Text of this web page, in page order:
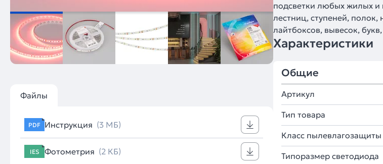
Файлы
PDF Инструкция (3 МБ)
IES Фотометрия (2 КБ)
подсветки любых жилых и
лестниц, ступеней,
лайтбоксов, вывесок,
Характеристики
Общие
Артикул
Тип товара
Класс пылевлагозащиты
Типоразмер светодиода